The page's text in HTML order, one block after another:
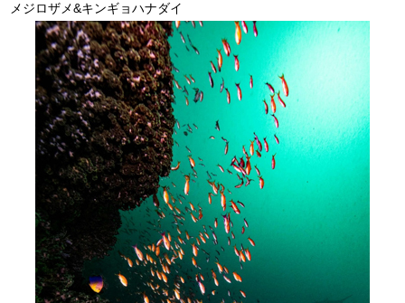
メジロザメ&キンギョハナダイ